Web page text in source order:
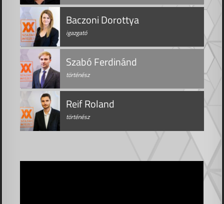
Baczoni Dorottya
igazgató
Szabó Ferdinánd
történész
Reif Roland
történész